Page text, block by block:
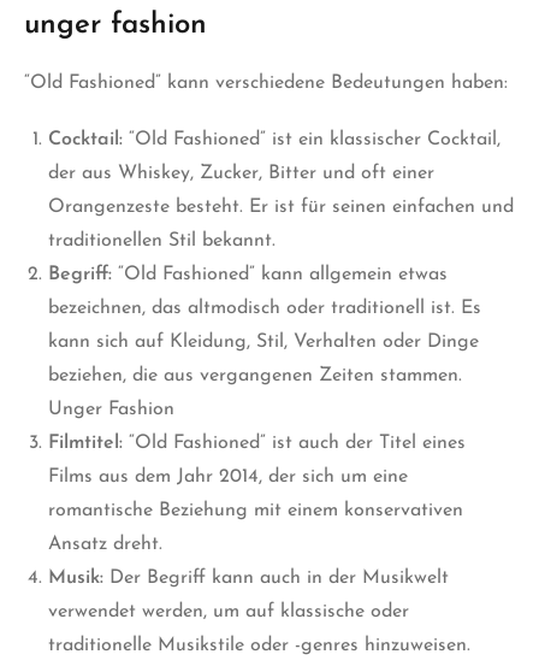
unger fashion
“Old Fashioned” kann verschiedene Bedeutungen haben:
Cocktail : “Old Fashioned” ist ein klassischer Cocktail,
der aus Whiskey, Zucker, Bitter und oft einer
Orangenzeste besteht. Er ist für seinen einfachen und
traditionellen Stil bekannt.
Begriff: “Old Fashioned” kann allgemein etwas
bezeichnen, das altmodisch oder traditionell ist. Es
kann sich auf Kleidung, Stil, Verhalten oder Dinge
beziehen, die aus vergangenen Zeiten stammen.
Unger Fashion
Filmtitel : “Old Fashioned” ist auch der Titel eines
Films aus dem Jahr 2014, der sich um eine
romantische Beziehung mit einem konservativen
Ansatz dreht.
Musik: Der Begriff kann auch in der Musikwelt
verwendet werden, um auf klassische oder
traditionelle Musikstile oder -genres hinzuweisen.